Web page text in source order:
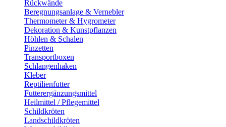
Rückwände
Beregnungsanlage & Vernebler
Thermometer & Hygrometer
Dekoration & Kunstpflanzen
Höhlen & Schalen
Pinzetten
Transportboxen
Schlangenhaken
Kleber
Reptilienfutter
Futterergänzungsmittel
Heilmittel / Pflegemittel
Schildkröten
Landschildkröten